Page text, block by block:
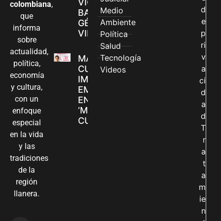
colombiana,
que
informa
sobre
actualidad,
política,
economía
y cultura,
con un
enfoque
especial
en la vida
y las
tradiciones
de la
región
llanera.
VIOLENCIAS
BASADAS EN
GÉNERO EN
VILLAVICENCIO
MADRES
CUIDADORAS
IMPULSAN SUS
EMPRENDIMIENTOS
EN LA FERIA
‘MANOS QUE
CUIDAN Y CREAN’
Medio
Ambiente
Política
Salud
Tecnología
Videos
d
e
p
ri
v
a
ci
d
a
d
T
r
a
t
a
m
ie
n